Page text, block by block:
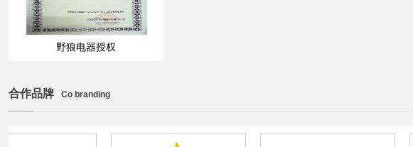
野狼电器授权
合作品牌 Co branding